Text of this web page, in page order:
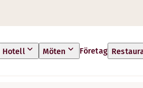
Hotell Möten Företag